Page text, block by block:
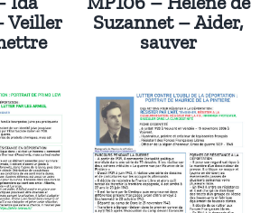
Veiller
Suzannet – Aider,
sauver